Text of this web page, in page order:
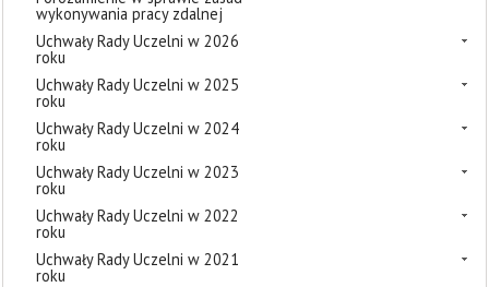
wykonywania pracy zdalnej
Uchwały Rady Uczelni w 2026
roku
Uchwały Rady Uczelni w 2025
roku
Uchwały Rady Uczelni w 2024
roku
Uchwały Rady Uczelni w 2023
roku
Uchwały Rady Uczelni w 2022
roku
Uchwały Rady Uczelni w 2021
roku